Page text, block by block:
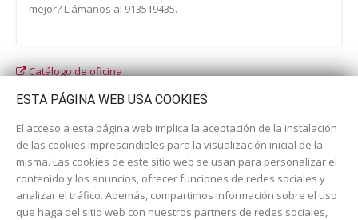
mejor? Llámanos al 913519435.
Catálogo de oficina
ESTA PÁGINA WEB USA COOKIES
El acceso a esta página web implica la aceptación de la instalación
de las cookies imprescindibles para la visualización inicial de la
misma. Las cookies de este sitio web se usan para personalizar el
contenido y los anuncios, ofrecer funciones de redes sociales y
analizar el tráfico. Además, compartimos información sobre el uso
que haga del sitio web con nuestros partners de redes sociales,